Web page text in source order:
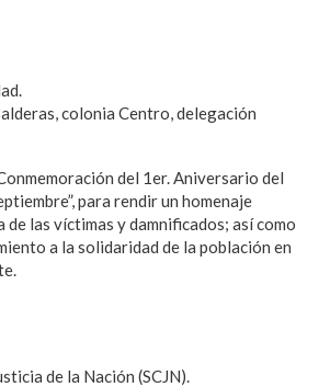
colonia Centro, delegación
del 1er. Aniversario del
para rendir un homenaje
de las víctimas y damnificados; así como
a la solidaridad de la población en
de la Nación (SCJN).